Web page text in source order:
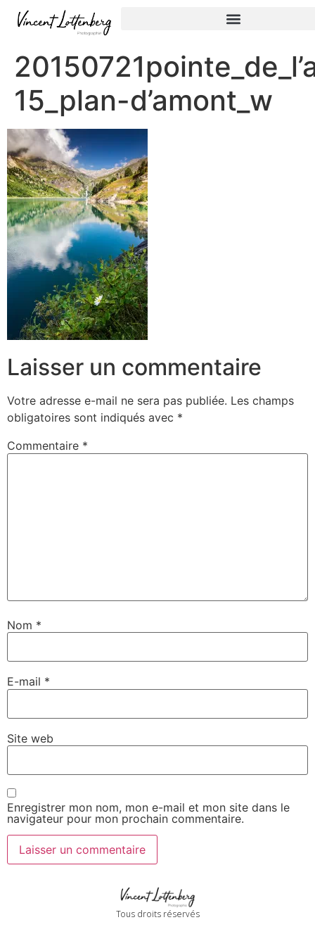
15_plan-d’amont_w
Laisser un commentaire
Votre adresse e-mail ne sera pas publiée. Les champs
obligatoires sont indiqués avec *
Commentaire *
Nom *
E-mail *
Site web
Enregistrer mon nom, mon e-mail et mon site dans le
navigateur pour mon prochain commentaire.
Tous droits réservés